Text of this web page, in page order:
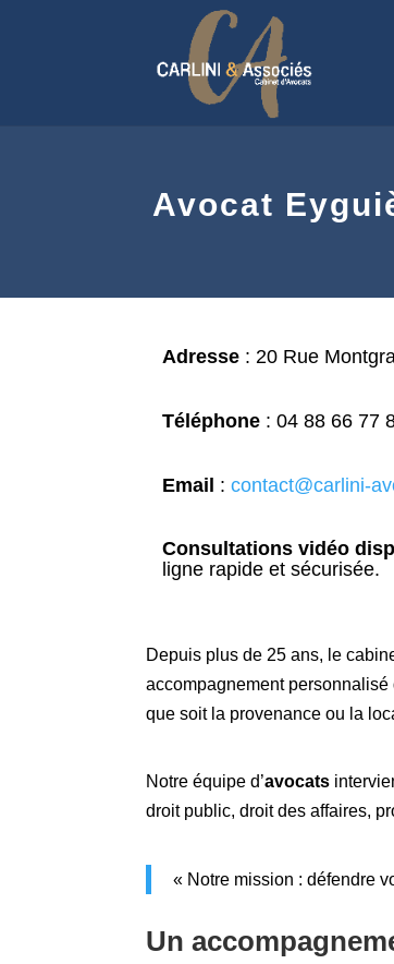
Avocat
Adresse :20 Rue
Téléphone :04 88 66 77
Email :contact@carlini-
Consultations vidéo
ligne rapide et sécurisée.
Depuis plus de 25 ans, le
accompagnement
que soit la provenance ou la
Notre équipe d’avocats
droit public, droit des affaires,
« Notre mission : défendre
Un